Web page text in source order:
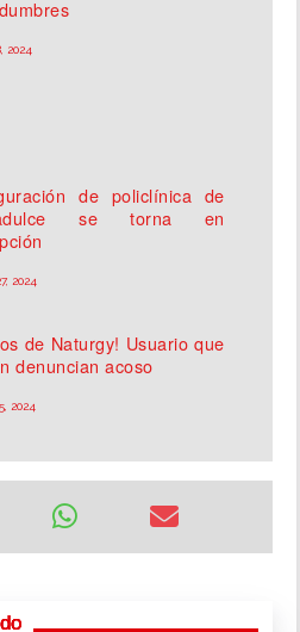
2024
de policlínica de
se torna en
2024
de Naturgy! Usuario que
denuncian acoso
2024